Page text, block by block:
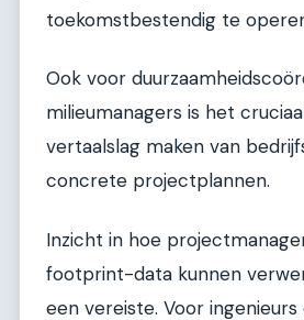
toekomstbestendig te
Ook voor
milieumanagers is het
vertaalslag maken van
concrete projectplannen.
Inzicht in hoe
footprint-data kunnen
een vereiste. Voor